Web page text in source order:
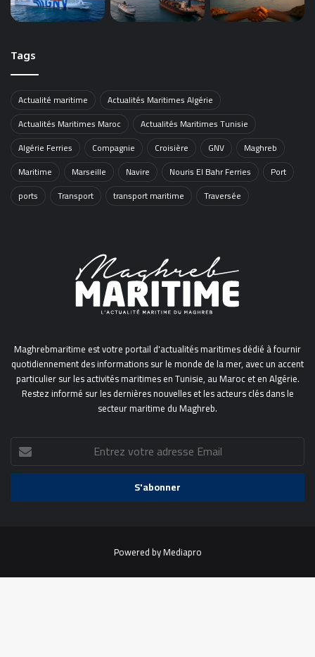
Tags
Actualité maritime
Actualités Maritimes Algérie
Actualités Maritimes Maroc
Actualités Maritimes Tunisie
Algérie Ferries
Compagnie Croisière GNV
Maghreb
Maritime
Marseille Navire Nouris El Bahr Ferries
Port
ports
Transport transport maritime Traversée
Maghrebmaritime est votre portail d'actualités maritimes dédié à fournir
quotidiennement des informations sur le monde de la mer, avec un accent
particulier sur les activités maritimes en Tunisie, au Maroc et en Algérie.
Restez informé sur les dernières nouvelles et les acteurs clés dans le
secteur maritime du Maghreb.
Entrez
votre
adresse
Powered byMediapro